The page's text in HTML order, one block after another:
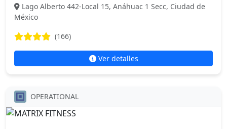
Lago Alberto 442-Local 15, Anáhuac 1 Secc, Ciudad de
México
(166)
Ver detalles
OPERATIONAL